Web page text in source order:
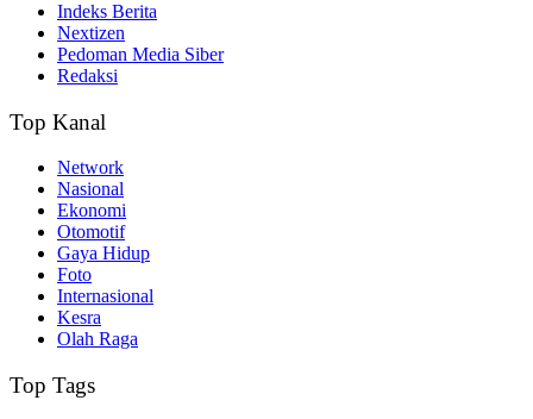
Indeks Berita
Nextizen
Pedoman Media Siber
Redaksi
Top Kanal
Network
Nasional
Ekonomi
Otomotif
Gaya Hidup
Foto
Internasional
Kesra
Olah Raga
Top Tags